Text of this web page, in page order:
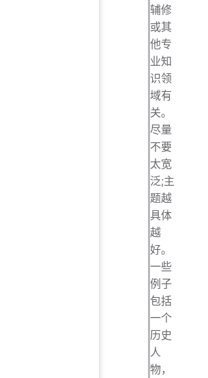
辅修
或其
他专
业知
识领
域有
关。
尽量
不要
太宽
泛;主
题越
具体
越
好。
一些
例子
包括
一个
历史
人
物，